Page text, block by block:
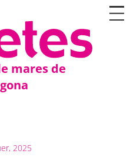
mares de
2025